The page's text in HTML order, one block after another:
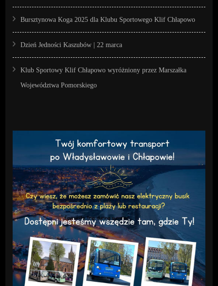
Bursztynowa Koga 2025 dla Klubu Sportowego Klif Chłapowo
Dzień Jedności Kaszubów | 22 marca
Klub Sportowy Klif Chłapowo wyróżniony przez Marszałka
Województwa Pomorskiego